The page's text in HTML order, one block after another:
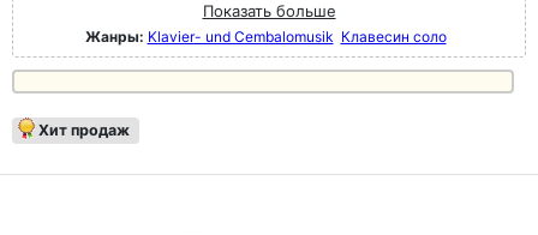
Показать больше
Жанры: Klavier- und Cembalomusik Клавесин соло
Хит продаж